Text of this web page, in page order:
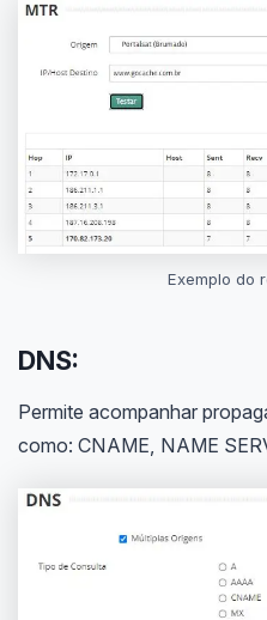
Exemplo do
DNS:
Permite acompanhar
como: CNAME, NAME